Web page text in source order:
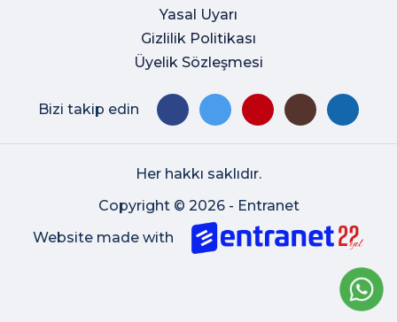
Yasal Uyarı
Gizlilik Politikası
Üyelik Sözleşmesi
Bizi takip edin
Her hakkı saklıdır.
Copyright © 2026 - Entranet
Website made with